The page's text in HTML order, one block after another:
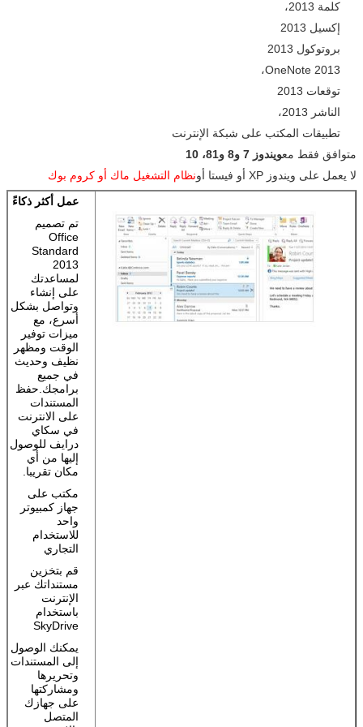
كلمة 2013،
إكسيل 2013
بروتوكول 2013
OneNote 2013،
توقعات 2013
الناشر 2013،
تطبيقات المكتب على شبكة الإنترنت
متوافق فقط معويندوز 7 و8 و81، 10
لا يعمل على ويندوز XP أو فيستا أو
نظام التشغيل ماك أو كروم بوك
عمل أكثر ذكاءً
تم تصميم
Office
Standard
2013
لمساعدتك
على إنشاء
وتواصل بشكل
أسرع، مع
ميزات توفير
الوقت ومظهر
نظيف وحديث
في جميع
برامجك.حفظ
المستندات
على الانترنت
في سكاي
درايف للوصول
إليها من أي
مكان تقريبا.
مكتب على
جهاز كمبيوتر
واحد
للاستخدام
التجاري
قم بتخزين
مستنداتك عبر
الإنترنت
باستخدام
SkyDrive
يمكنك الوصول
إلى المستندات
وتحريرها
ومشاركتها
على جهازك
المتصل